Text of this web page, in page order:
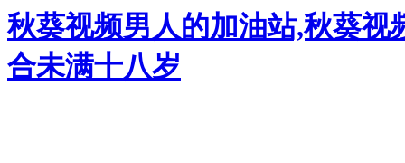
秋葵视频男人的加油站,秋葵
合未满十八岁